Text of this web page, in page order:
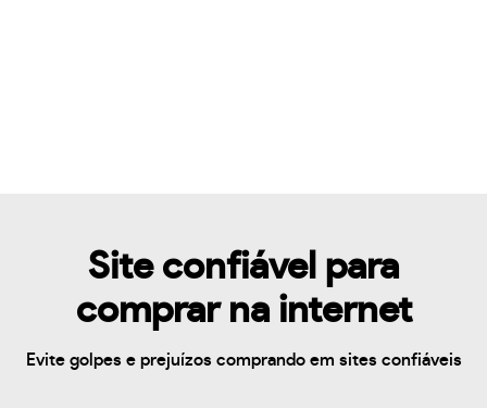
Site confiável para
comprar na internet
Evite golpes e prejuízos comprando em sites confiáveis